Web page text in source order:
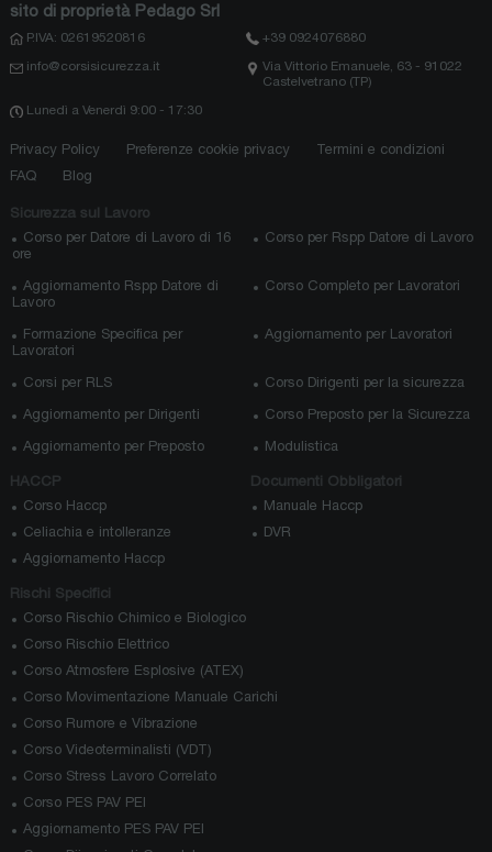
sito di proprietà Pedago Srl
P.IVA: 02619520816
+39 0924076880
info@corsisicurezza.it
Via Vittorio Emanuele, 63 - 91022
Castelvetrano (TP)
Lunedì a Venerdì 9:00 - 17:30
Privacy Policy Preferenze cookie privacy
Termini e condizioni
FAQ
Blog
Sicurezza sul Lavoro
Corso per Datore di Lavoro di 16
ore
Corso per Rspp Datore di Lavoro
Aggiornamento Rspp Datore di
Lavoro
Corso Completo per Lavoratori
Formazione Specifica per
Lavoratori
Aggiornamento per Lavoratori
Corsi per RLS
Corso Dirigenti per la sicurezza
Aggiornamento per Dirigenti
Corso Preposto per la Sicurezza
Aggiornamento per Preposto
Modulistica
HACCP
Corso Haccp
Celiachia e intolleranze
Aggiornamento Haccp
Documenti Obbligatori
Manuale Haccp
DVR
Rischi Specifici
Corso Rischio Chimico e Biologico
Corso Rischio Elettrico
Corso Atmosfere Esplosive (ATEX)
Corso Movimentazione Manuale Carichi
Corso Rumore e Vibrazione
Corso Videoterminalisti (VDT)
Corso Stress Lavoro Correlato
Corso PES PAV PEI
Aggiornamento PES PAV PEI